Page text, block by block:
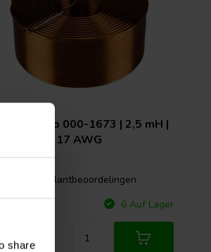
share
Audio 000-1673 | 2,5 mH |
Ω | 3% | 17 AWG
1 klantbeoordelingen
6 Auf Lager